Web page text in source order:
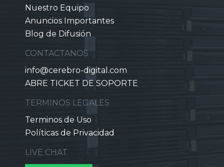
Nuestro Equipo
Anuncios Importantes
Blog de Difusión
CONTACTANOS
info@cerebro-digital.com
ABRE TICKET DE SOPORTE
TERMINOS LEGALES
Terminos de Uso
Políticas de Privacidad
LIVE CHAT